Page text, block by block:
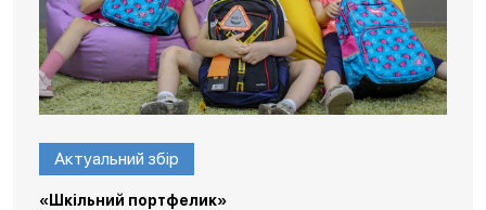
Актуальний збір
«Шкільний портфелик»